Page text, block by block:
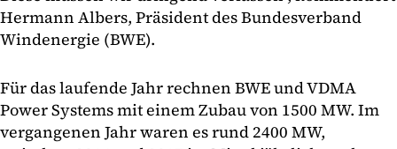
Hermann Albers, Präsident des Bundesverband
Windenergie (BWE).
Für das laufende Jahr rechnen BWE und VDMA
Power Systems mit einem Zubau von 1500 MW. Im
vergangenen Jahr waren es rund 2400 MW,